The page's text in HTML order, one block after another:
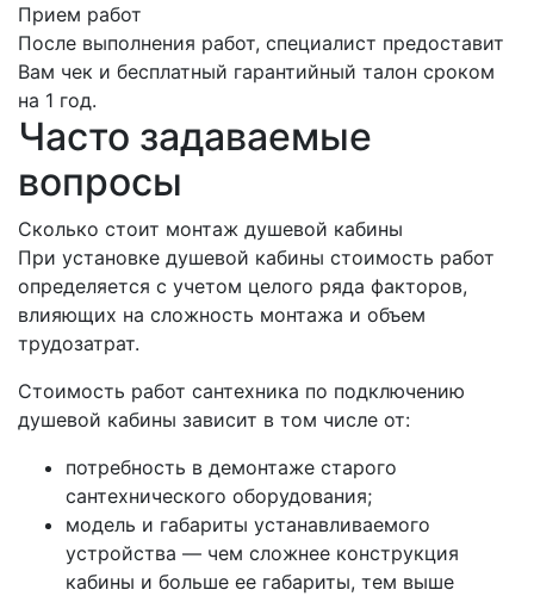
Прием работ
После выполнения работ, специалист предоставит
Вам чек и бесплатный гарантийный талон сроком
на 1 год.
Часто задаваемые
вопросы
Сколько стоит монтаж душевой кабины
При установке душевой кабины стоимость работ
определяется с учетом целого ряда факторов,
влияющих на сложность монтажа и объем
трудозатрат.
Стоимость работ сантехника по подключению
душевой кабины зависит в том числе от:
потребность в демонтаже старого
сантехнического оборудования;
модель и габариты устанавливаемого
устройства — чем сложнее конструкция
кабины и больше ее габариты, тем выше